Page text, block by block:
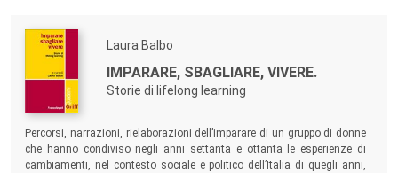
Laura Balbo
IMPARARE, SBAGLIARE, VIVERE.
Storie di lifelong learning
Percorsi, narrazioni, rielaborazioni dell’imparare di un gruppo di donne
che hanno condiviso negli anni settanta e ottanta le esperienze di
cambiamenti, nel contesto sociale e politico dell’Italia di quegli anni,